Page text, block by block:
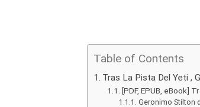
Table of Contents
Tras La Pista Del Yeti ,
[PDF, EPUB, eBook]
Geronimo Stilton